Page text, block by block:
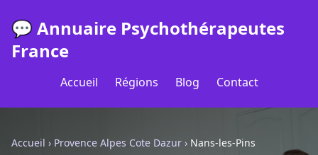
💬 Annuaire Psychothérapeutes
France
Accueil Régions Blog Contact
Accueil › Provence Alpes Cote Dazur › Nans-les-Pins